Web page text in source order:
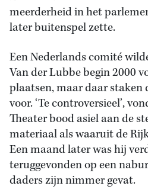
meerderheid in het
later buitenspel zette.
Een Nederlands comité
Van der Lubbe begin 2000
plaatsen, maar daar staken
voor. ‘Te controversieel’,
Theater bood asiel aan de
materiaal als waaruit de
Een maand later was hij
teruggevonden op een
daders zijn nimmer gevat.